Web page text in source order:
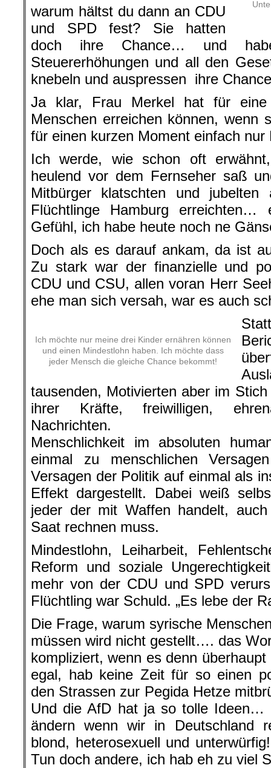
warum hältst du dann an CDU
und SPD fest? Sie hatten
doch ihre Chance… und
Steuererhöhungen und all den
knebeln und auspressen ihre
Ja klar, Frau Merkel hat für
Menschen erreichen können, wenn
für einen kurzen Moment einfach nur
Ich werde, wie schon oft
heulend vor dem Fernseher saß
Mitbürger klatschten und
Flüchtlinge Hamburg erreichten…
Gefühl, ich habe heute noch ne
Doch als es darauf ankam, da ist
Zu stark war der finanzielle und
CDU und CSU, allen voran Herr
ehe man sich versah, war es auch
Ich möchte nur meine drei Kinder ernähren können
und einen Mindestlohn haben. Ich möchte dass
jeder Mensch die gleiche Chance bekommt!
tausenden, Motivierten aber im
ihrer Kräfte, freiwilligen,
Nachrichten.
Menschlichkeit im absoluten
einmal zu menschlichen
Versagen der Politik auf einmal als
Effekt dargestellt. Dabei weiß
jeder der mit Waffen handelt,
Saat rechnen muss.
Mindestlohn, Leiharbeit,
Reform und soziale
mehr von der CDU und SPD
Flüchtling war Schuld. „Es lebe der
Die Frage, warum syrische
müssen wird nicht gestellt…. das
kompliziert, wenn es denn
egal, hab keine Zeit für so einen
den Strassen zur Pegida Hetze
Und die AfD hat ja so tolle Ideen…
ändern wenn wir in Deutschland
blond, heterosexuell und
Tun doch andere, ich hab eh zu viel